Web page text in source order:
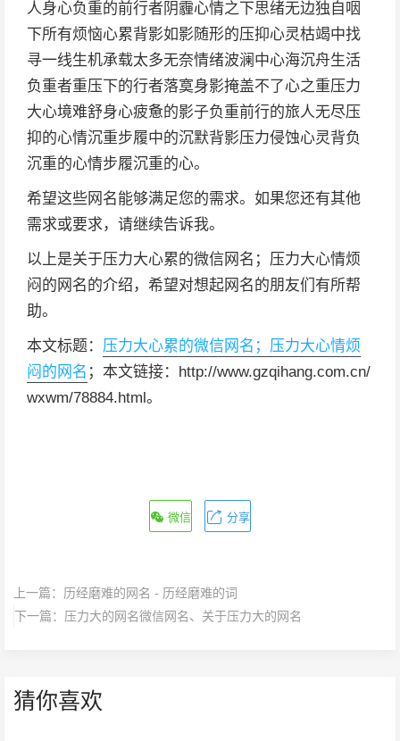
人身心负重的前行者阴霾心情之下思绪无边独自咽
下所有烦恼心累背影如影随形的压抑心灵枯竭中找
寻一线生机承载太多无奈情绪波澜中心海沉舟生活
负重者重压下的行者落寞身影掩盖不了心之重压力
大心境难舒身心疲惫的影子负重前行的旅人无尽压
抑的心情沉重步履中的沉默背影压力侵蚀心灵背负
沉重的心情步履沉重的心。
希望这些网名能够满足您的需求。如果您还有其他
需求或要求，请继续告诉我。
以上是关于压力大心累的微信网名；压力大心情烦
闷的网名的介绍，希望对想起网名的朋友们有所帮
助。
本文标题： 压力大心累的微信网名；压力大心情烦
闷的网名 ；本文链接：http://www.gzqihang.com.cn/
wxwm/78884.html。
微信 分享
上一篇： 历经磨难的网名 - 历经磨难的词
下一篇： 压力大的网名微信网名、关于压力大的网名
猜你喜欢